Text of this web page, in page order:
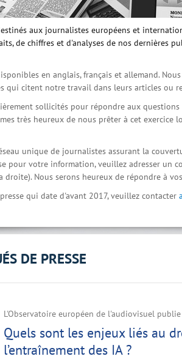
aux journalistes européens et
de chiffres et d'analyses de nos dernières
en anglais, français et allemand.
qui citent notre travail dans leurs articles ou
sollicités pour répondre aux
très heureux de nous prêter à cet
unique de journalistes assurant la
pour votre information, veuillez adresser un
Nous serons heureux de répondre à
qui date d'avant 2017, veuillez contacter
DE PRESSE
L'Observatoire européen de l'audiovisuel
Quels sont les enjeux liés au
l’entraînement des IA ?